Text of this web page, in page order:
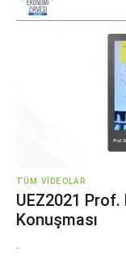
TÜM VIDEOLAR
UEZ2021 Prof.
Konuşması
.